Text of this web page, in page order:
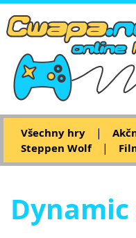
Všechny hry |
Steppen Wolf
|
Dynamic